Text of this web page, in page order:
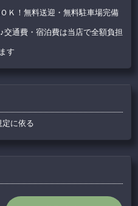
Ｋ！無料送迎・無料駐車場完備
交通費・宿泊費は当店で全額負担
す
定に依る